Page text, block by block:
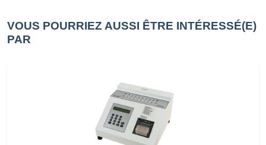
VOUS POURRIEZ AUSSI ÊTRE INTÉRESSÉ(E)
PAR